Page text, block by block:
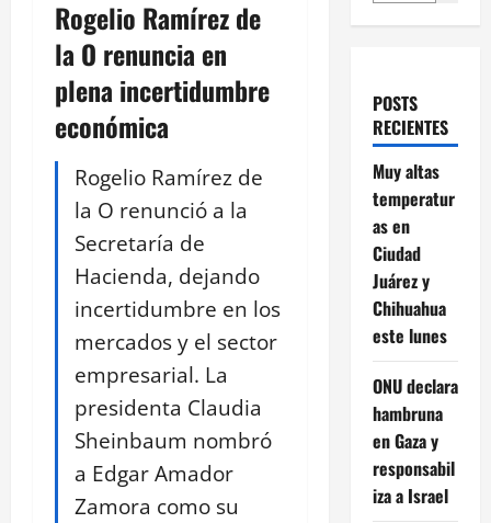
Rogelio Ramírez de
la O renuncia en
plena incertidumbre
económica
Rogelio Ramírez de
la O renunció a la
Secretaría de
Hacienda, dejando
incertidumbre en los
mercados y el sector
empresarial. La
presidenta Claudia
Sheinbaum nombró
a Edgar Amador
Zamora como su
POSTS
RECIENTES
Muy altas
temperatur
as en
Ciudad
Juárez y
Chihuahua
este lunes
ONU declara
hambruna
en Gaza y
responsabil
iza a Israel